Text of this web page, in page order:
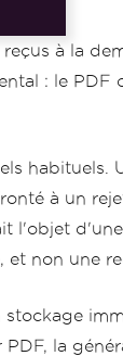
à la
: le PDF
habituels.
à un
l'objet
non une
la